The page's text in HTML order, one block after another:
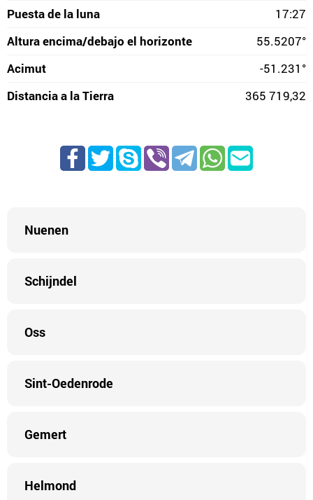
Puesta de la luna
17:27
Altura encima/debajo el horizonte
55.5207°
Acimut
-51.231°
Distancia a la Tierra
365 719,32
Nuenen
Schijndel
Oss
Sint-Oedenrode
Gemert
Helmond